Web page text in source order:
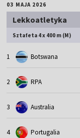
03 MAJA 2026
Lekkoatletyka
Sztafeta 4 x 400 m (M)
1 Botswana
2 RPA
3 Australia
4 Portugalia